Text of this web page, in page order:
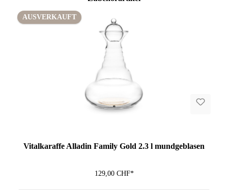
AUSVERKAUFT
Vitalkaraffe Alladin Family Gold 2.3 l mundgeblasen
129,00 CHF*